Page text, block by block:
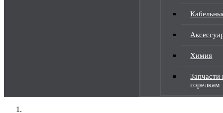
Химия
Запчасти
горелкам